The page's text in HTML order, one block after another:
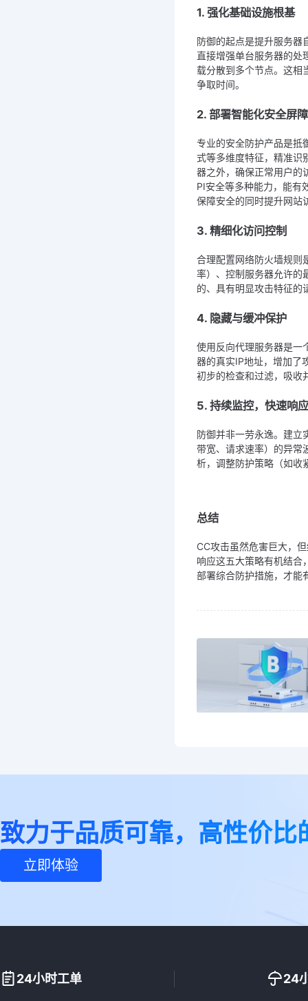
1. 强化基础设施根基
防御的起点是提升服务器
直接增强单台服务器的处
载分散到多个节点。这相
争取时间。
2. 部署智能化安全屏障
专业的安全防护产品是抵
式等多维度特征，精准识
器之外，确保正常用户的
PI安全等多种能力，能有
保障安全的同时提升网站
3. 精细化访问控制
合理配置网络防火墙规则
率）、控制服务器允许的
的、具有明显攻击特征的
4. 隐藏与缓冲保护
使用反向代理服务器是一
器的真实IP地址，增加了
初步的检查和过滤，吸收
5. 持续监控，快速响应
防御并非一劳永逸。建立
带宽、请求速率）的异常
析，调整防护策略（如收
总结
CC攻击虽然危害巨大，
响应这五大策略有机结合
部署综合防护措施，才能
致力于品质可靠，高性价比
立即体验
24小时工单 24